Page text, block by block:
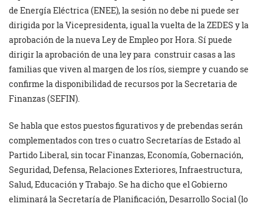
de Energía Eléctrica (ENEE), la sesión no debe ni puede ser
dirigida por la Vicepresidenta, igual la vuelta de la ZEDES y la
aprobación de la nueva Ley de Empleo por Hora. Sí puede
dirigir la aprobación de una ley para construir casas a las
familias que viven al margen de los ríos, siempre y cuando se
confirme la disponibilidad de recursos por la Secretaria de
Finanzas (SEFIN).
Se habla que estos puestos figurativos y de prebendas serán
complementados con tres o cuatro Secretarías de Estado al
Partido Liberal, sin tocar Finanzas, Economía, Gobernación,
Seguridad, Defensa, Relaciones Exteriores, Infraestructura,
Salud, Educación y Trabajo. Se ha dicho que el Gobierno
eliminará la Secretaría de Planificación, Desarrollo Social (lo